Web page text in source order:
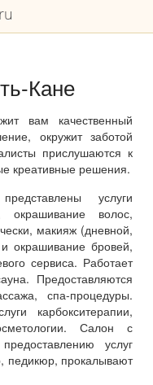
Кане
вам качественный
окружит заботой
прислушаются к
креативные решения.
услуги
окрашивание волос,
макияж (дневной,
окрашивание бровей,
сервиса. Работает
Предоставляются
спа-процедуры.
карбокситерапии,
Салон с
услуг
педикюр, прокалывают